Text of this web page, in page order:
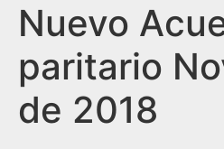
Nuevo
paritario
de 2018